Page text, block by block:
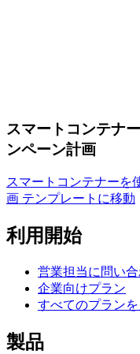
スマートコンテナ
ンペーン計画
スマートコンテナーを
画 テンプレートに移動
利用開始
営業担当に問い
企業向けプラン
すべてのプランを
製品